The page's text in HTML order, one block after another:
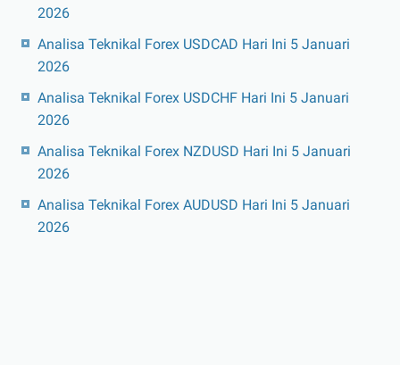
2026
Analisa Teknikal Forex USDCAD Hari Ini 5 Januari
2026
Analisa Teknikal Forex USDCHF Hari Ini 5 Januari
2026
Analisa Teknikal Forex NZDUSD Hari Ini 5 Januari
2026
Analisa Teknikal Forex AUDUSD Hari Ini 5 Januari
2026